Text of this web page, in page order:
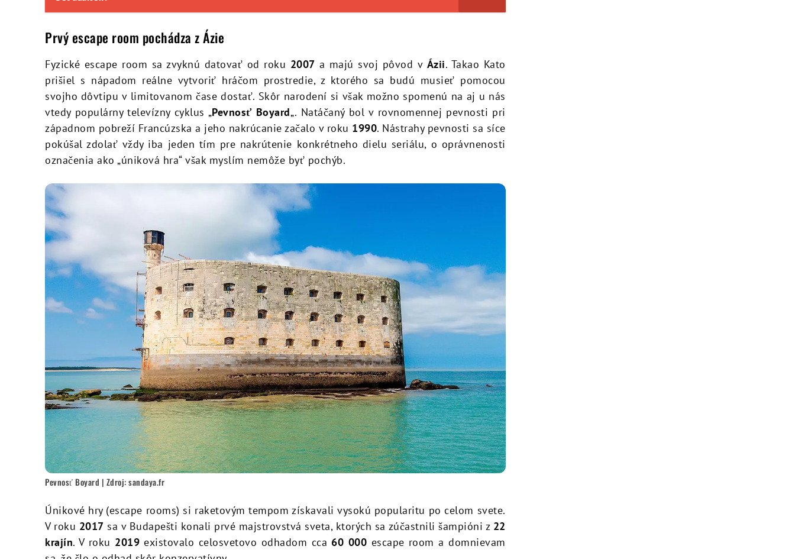
Prvý escape room pochádza z Ázie
Fyzické escape room sa zvyknú datovať od roku 2007 a majú svoj pôvod v Ázii. Takao Kato
prišiel s nápadom reálne vytvoriť hráčom prostredie, z ktorého sa budú musieť pomocou
svojho dôvtipu v limitovanom čase dostať. Skôr narodení si však možno spomenú na aj u nás
vtedy populárny televízny cyklus „Pevnosť Boyard„. Natáčaný bol v rovnomennej pevnosti pri
západnom pobreží Francúzska a jeho nakrúcanie začalo v roku 1990. Nástrahy pevnosti sa síce
pokúšal zdolať vždy iba jeden tím pre nakrútenie konkrétneho dielu seriálu, o oprávnenosti
označenia ako „úniková hra“ však myslím nemôže byť pochýb.
Pevnosť Boyard | Zdroj: sandaya.fr
Únikové hry (escape rooms) si raketovým tempom získavali vysokú popularitu po celom svete.
V roku 2017 sa v Budapešti konali prvé majstrovstvá sveta, ktorých sa zúčastnili šampióni z 22
krajín. V roku 2019 existovalo celosvetovo odhadom cca 60 000 escape room a domnievam